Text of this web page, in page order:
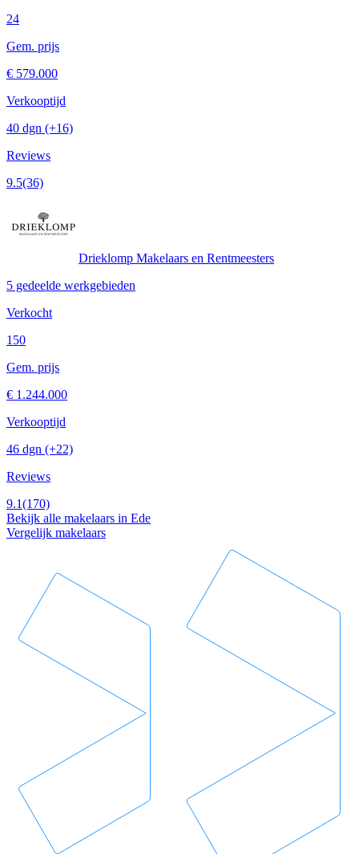
24
Gem. prijs
€ 579.000
Verkooptijd
40 dgn (+16)
Reviews
9.5(36)
Drieklomp Makelaars en Rentmeesters
5 gedeelde werkgebieden
Verkocht
150
Gem. prijs
€ 1.244.000
Verkooptijd
46 dgn (+22)
Reviews
9.1(170)
Bekijk alle makelaars in Ede
Vergelijk makelaars